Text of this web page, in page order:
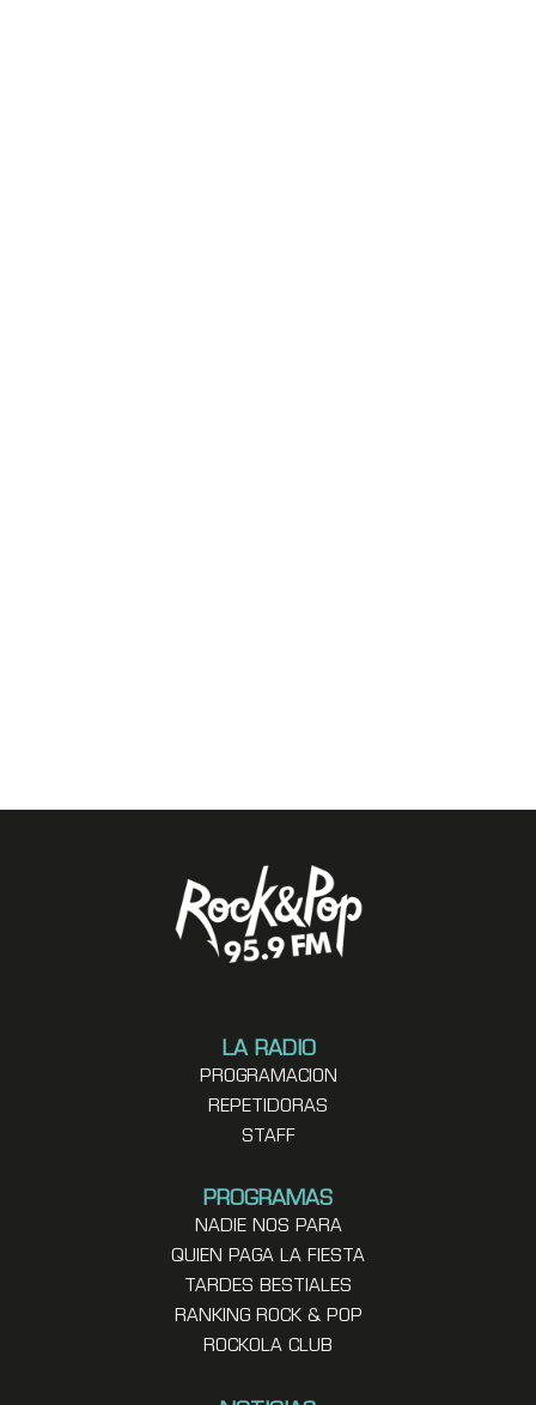
LA RADIO
PROGRAMACION
REPETIDORAS
STAFF
PROGRAMAS
NADIE NOS PARA
QUIEN PAGA LA FIESTA
TARDES BESTIALES
RANKING ROCK & POP
ROCKOLA CLUB